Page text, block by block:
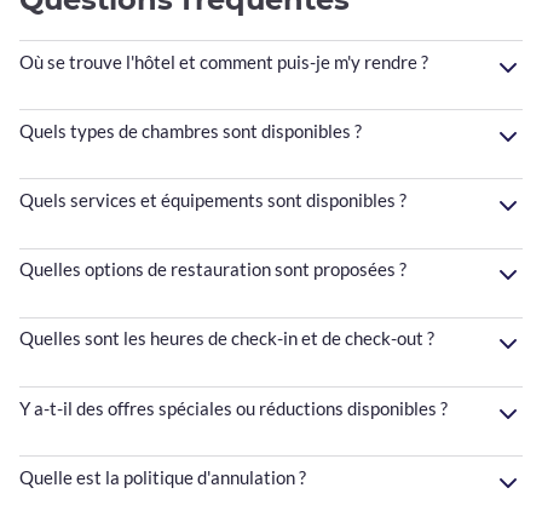
Où se trouve l'hôtel et comment puis-je m'y rendre ?
Quels types de chambres sont disponibles ?
Quels services et équipements sont disponibles ?
Quelles options de restauration sont proposées ?
Quelles sont les heures de check-in et de check-out ?
Y a-t-il des offres spéciales ou réductions disponibles ?
Quelle est la politique d'annulation ?